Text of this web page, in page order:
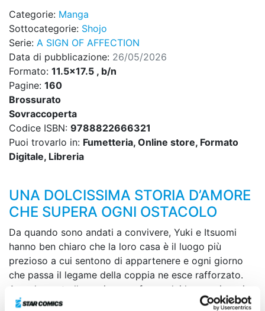
Categorie: Manga
Sottocategorie: Shojo
Serie: A SIGN OF AFFECTION
Data di pubblicazione: 26/05/2026
Formato: 11.5x17.5 , b/n
Pagine: 160
Brossurato
Sovraccoperta
Codice ISBN: 9788822666321
Puoi trovarlo in: Fumetteria, Online store, Formato
Digitale, Libreria
UNA DOLCISSIMA STORIA D’AMORE
CHE SUPERA OGNI OSTACOLO
Da quando sono andati a convivere, Yuki e Itsuomi
hanno ben chiaro che la loro casa è il luogo più
prezioso a cui sentono di appartenere e ogni giorno
che passa il legame della coppia ne esce rafforzato.
Avendo avuto l’ennesima conferma dei loro reciproci
sentimenti, i due si preparano a compiere un ulteriore